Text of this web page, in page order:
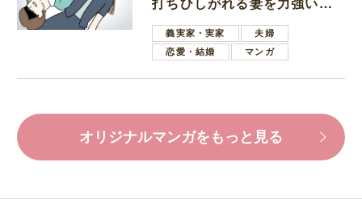
葉で励ます夫
義実家・実家
夫婦
恋愛・結婚
マンガ
オリジナルマンガをもっと見る